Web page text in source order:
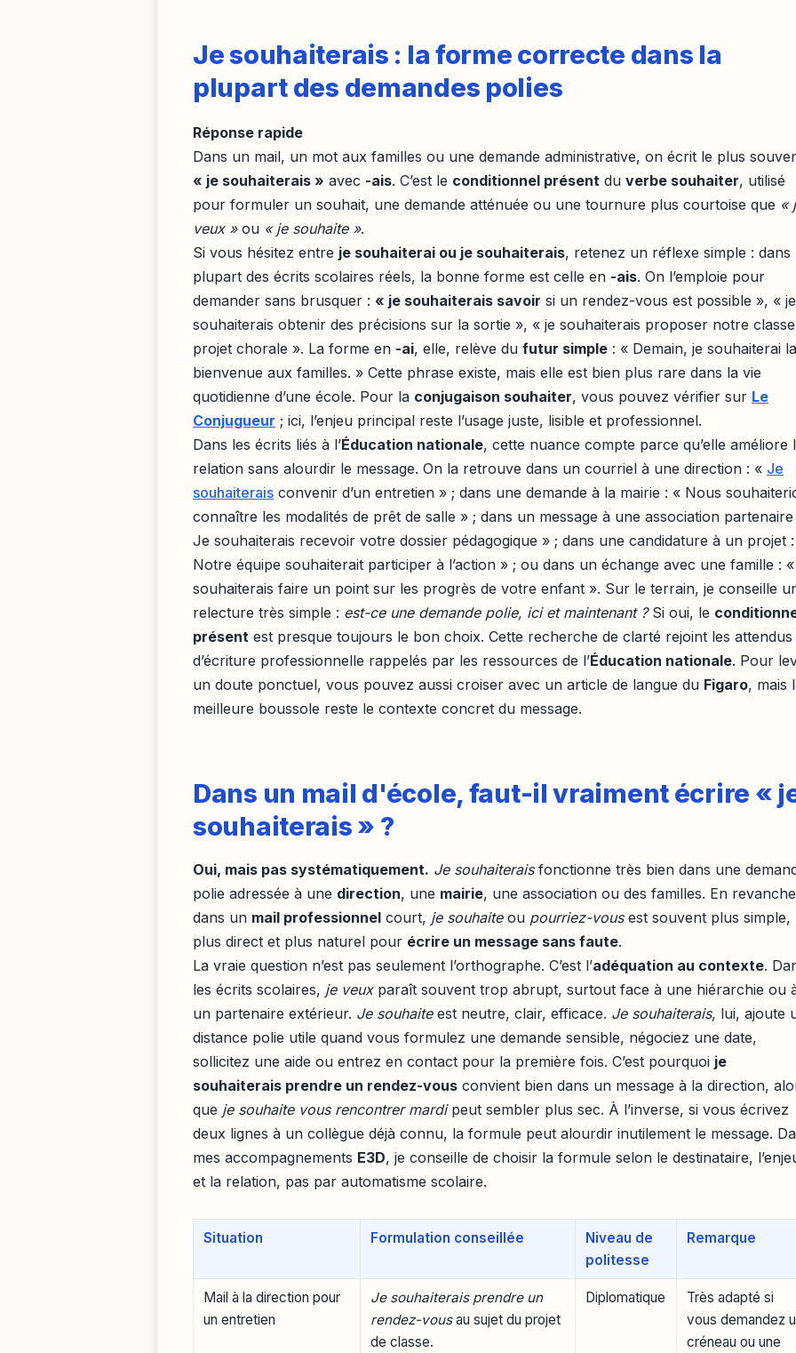
Je souhaiterais : la forme correcte dans la
plupart des demandes polies
Réponse rapide
Dans un mail, un mot aux familles ou une demande administrative, on écrit le plus
« je souhaiterais » avec -ais. C’est le conditionnel présent du verbe souhaiter, utilisé
pour formuler un souhait, une demande atténuée ou une tournure plus courtoise que «
veux »ou « je souhaite ».
Si vous hésitez entre je souhaiterai ou je souhaiterais, retenez un réflexe simple : dans
plupart des écrits scolaires réels, la bonne forme est celle en -ais. On l’emploie pour
demander sans brusquer : « je souhaiterais savoir si un rendez-vous est possible », « je
souhaiterais obtenir des précisions sur la sortie », « je souhaiterais proposer notre
projet chorale ». La forme en -ai, elle, relève du futur simple : « Demain, je souhaiterai la
bienvenue aux familles. » Cette phrase existe, mais elle est bien plus rare dans la vie
quotidienne d’une école. Pour la conjugaison souhaiter, vous pouvez vérifier sur Le
Conjugueur ; ici, l’enjeu principal reste l’usage juste, lisible et professionnel.
Dans les écrits liés à l’Éducation nationale, cette nuance compte parce qu’elle améliore
relation sans alourdir le message. On la retrouve dans un courriel à une direction : « Je
souhaiterais convenir d’un entretien » ; dans une demande à la mairie : « Nous
connaître les modalités de prêt de salle » ; dans un message à une association partenaire
Je souhaiterais recevoir votre dossier pédagogique » ; dans une candidature à un projet
Notre équipe souhaiterait participer à l’action » ; ou dans un échange avec une famille :
souhaiterais faire un point sur les progrès de votre enfant ». Sur le terrain, je conseille
relecture très simple : est-ce une demande polie, ici et maintenant ?Si oui, le
présent est presque toujours le bon choix. Cette recherche de clarté rejoint les attendus
d’écriture professionnelle rappelés par les ressources de l’Éducation nationale. Pour
un doute ponctuel, vous pouvez aussi croiser avec un article de langue du Figaro, mais
meilleure boussole reste le contexte concret du message.
Dans un mail d'école, faut-il vraiment écrire «
souhaiterais » ?
Oui, mais pas systématiquement. Je souhaiteraisfonctionne très bien dans une
polie adressée à une direction, une mairie, une association ou des familles. En
dans un mail professionnel court, je souhaiteou pourriez-vousest souvent plus simple,
plus direct et plus naturel pour écrire un message sans faute.
La vraie question n’est pas seulement l’orthographe. C’est l’adéquation au contexte.
les écrits scolaires, je veuxparaît souvent trop abrupt, surtout face à une hiérarchie ou
un partenaire extérieur. Je souhaiteest neutre, clair, efficace. Je souhaiterais, lui, ajoute
distance polie utile quand vous formulez une demande sensible, négociez une date,
sollicitez une aide ou entrez en contact pour la première fois. C’est pourquoi je
souhaiterais prendre un rendez-vous convient bien dans un message à la direction,
que je souhaite vous rencontrer mardipeut sembler plus sec. À l’inverse, si vous écrivez
deux lignes à un collègue déjà connu, la formule peut alourdir inutilement le message.
mes accompagnements E3D, je conseille de choisir la formule selon le destinataire,
et la relation, pas par automatisme scolaire.
Situation Formulation conseillée
Niveau de
politesse
Remarque
Mail à la direction pour
un entretien
Je souhaiterais prendre un
rendez-vousau sujet du projet
de classe.
Diplomatique
Très adapté si
vous demandez
créneau ou une